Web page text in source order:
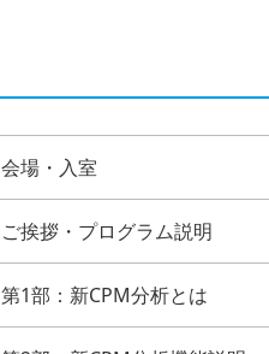
会場・入室
ご挨拶・プログラム説明
第1部：新CPM分析とは